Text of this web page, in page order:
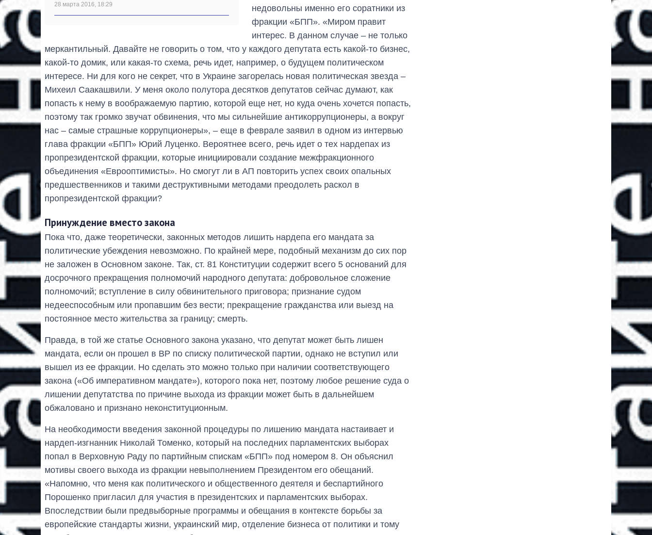
28 марта 2016, 18:29
недовольны именно его соратники из
фракции «БПП». «Миром правит
интерес. В данном случае – не только
меркантильный. Давайте не говорить о том, что у каждого депутата есть какой-то бизнес,
какой-то домик, или какая-то схема, речь идет, например, о будущем политическом
интересе. Ни для кого не секрет, что в Украине загорелась новая политическая звезда –
Михеил Саакашвили. У меня около полутора десятков депутатов сейчас думают, как
попасть к нему в воображаемую партию, которой еще нет, но куда очень хочется попасть,
поэтому так громко звучат обвинения, что мы сильнейшие антикоррупционеры, а вокруг
нас – самые страшные коррупционеры», – еще в феврале заявил в одном из интервью
глава фракции «БПП» Юрий Луценко. Вероятнее всего, речь идет о тех нардепах из
пропрезидентской фракции, которые инициировали создание межфракционного
объединения «Еврооптимисты». Но смогут ли в АП повторить успех своих опальных
предшественников и такими деструктивными методами преодолеть раскол в
пропрезидентской фракции?
Принуждение вместо закона
Пока что, даже теоретически, законных методов лишить нардепа его мандата за
политические убеждения невозможно. По крайней мере, подобный механизм до сих пор
не заложен в Основном законе. Так, ст. 81 Конституции содержит всего 5 оснований для
досрочного прекращения полномочий народного депутата: добровольное сложение
полномочий; вступление в силу обвинительного приговора; признание судом
недееспособным или пропавшим без вести; прекращение гражданства или выезд на
постоянное место жительства за границу; смерть.
Правда, в той же статье Основного закона указано, что депутат может быть лишен
мандата, если он прошел в ВР по списку политической партии, однако не вступил или
вышел из ее фракции. Но сделать это можно только при наличии соответствующего
закона («Об императивном мандате»), которого пока нет, поэтому любое решение суда о
лишении депутатства по причине выхода из фракции может быть в дальнейшем
обжаловано и признано неконституционным.
На необходимости введения законной процедуры по лишению мандата настаивает и
нардеп-изгнанник Николай Томенко, который на последних парламентских выборах
попал в Верховную Раду по партийным спискам «БПП» под номером 8. Он объяснил
мотивы своего выхода из фракции невыполнением Президентом его обещаний.
«Напомню, что меня как политического и общественного деятеля и беспартийного
Порошенко пригласил для участия в президентских и парламентских выборах.
Впоследствии были предвыборные программы и обещания в контексте борьбы за
европейские стандарты жизни, украинский мир, отделение бизнеса от политики и тому